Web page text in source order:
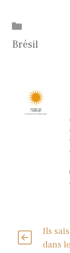
Brésil
Ils
dans